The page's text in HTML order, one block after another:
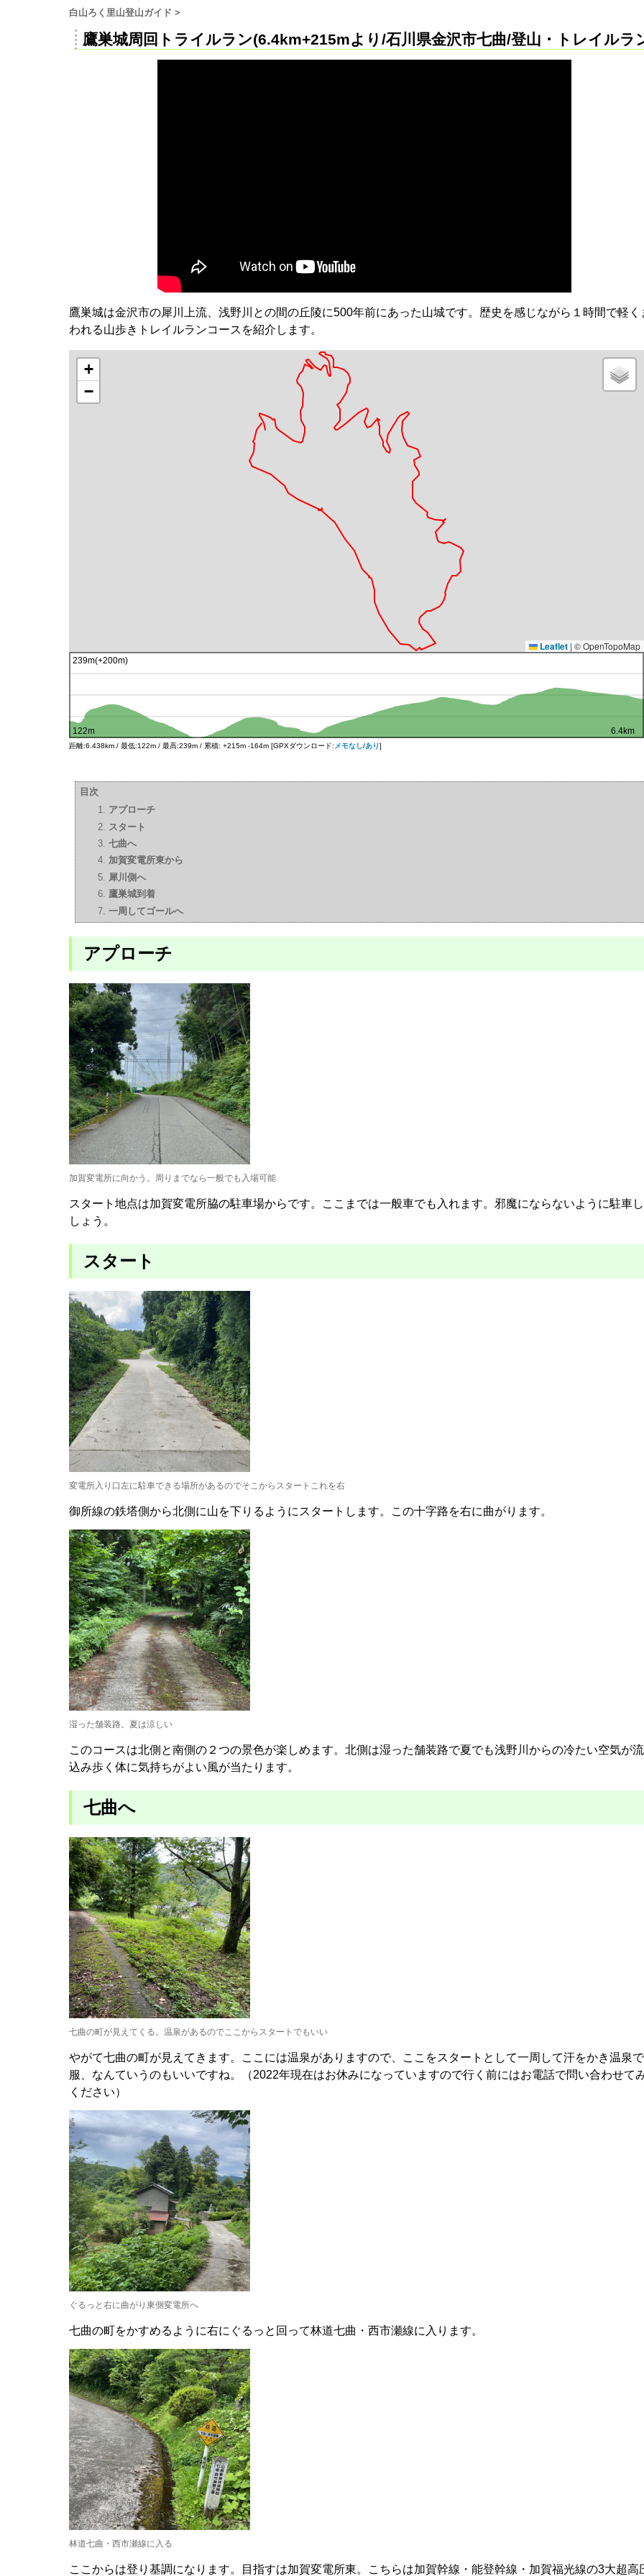
白山ろく里山登山ガイド >
鷹巣城周回トライルラン(6.4km+215mより/石川県金沢市七曲/登山・トレイルラ
鷹巣城は金沢市の犀川上流、浅野川との間の丘陵に500年前にあった山城です。歴史を感じながら１時間で軽く
われる山歩きトレイルランコースを紹介します。
+
−
Leaflet | © OpenTopoMap
距離:6.438km / 最低:122m / 最高:239m / 累積: +215m -164m [GPXダウンロード: メモなし/あり]
目次
アプローチ
スタート
七曲へ
加賀変電所東から
犀川側へ
鷹巣城到着
一周してゴールへ
アプローチ
加賀変電所に向かう。周りまでなら一般でも入場可能
スタート地点は加賀変電所脇の駐車場からです。ここまでは一般車でも入れます。邪魔にならないように駐車
しょう。
スタート
変電所入り口左に駐車できる場所があるのでそこからスタートこれを右
御所線の鉄塔側から北側に山を下りるようにスタートします。この十字路を右に曲がります。
湿った舗装路。夏は涼しい
このコースは北側と南側の２つの景色が楽しめます。北側は湿った舗装路で夏でも浅野川からの冷たい空気が
込み歩く体に気持ちがよい風が当たります。
七曲へ
七曲の町が見えてくる。温泉があるのでここからスタートでもいい
やがて七曲の町が見えてきます。ここには温泉がありますので、ここをスタートとして一周して汗をかき温泉
服、なんていうのもいいですね。（2022年現在はお休みになっていますので行く前にはお電話で問い合わせて
ください）
ぐるっと右に曲がり東側変電所へ
七曲の町をかすめるように右にぐるっと回って林道七曲・西市瀬線に入ります。
林道七曲・西市瀬線に入る
ここからは登り基調になります。目指すは加賀変電所東。こちらは加賀幹線・能登幹線・加賀福光線の3大超高